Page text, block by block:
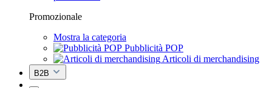
Promozionale
Mostra la categoria
Pubblicità POP
Articoli di merchandising
B2B